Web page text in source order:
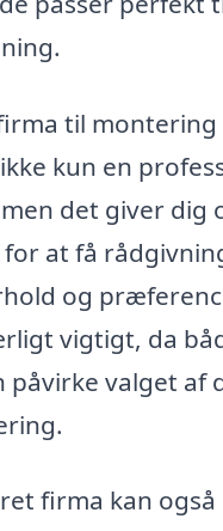
til montering
kun en
det giver dig
at få
og
vigtigt, da
påvirke valget af
firma kan